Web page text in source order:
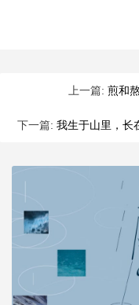
上一篇: 煎和
下一篇: 我生于山里，长